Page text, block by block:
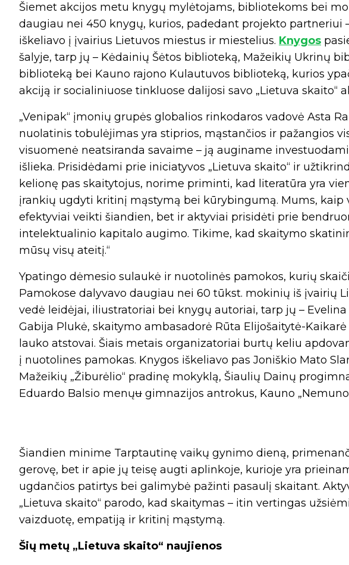
Šiemet akcijos metu knygų mylėtojams, bibliotekoms bei
daugiau nei 450 knygų, kurios, padedant projekto partneriui
iškeliavo į įvairius Lietuvos miestus ir miestelius. Knygos
šalyje, tarp jų – Kėdainių Šėtos biblioteką, Mažeikių Ukrinų
biblioteką bei Kauno rajono Kulautuvos biblioteką, kurios
akciją ir socialiniuose tinkluose dalijosi savo „Lietuva skaito“
„Venipak“ įmonių grupės globalios rinkodaros vadovė Asta
nuolatinis tobulėjimas yra stiprios, mąstančios ir pažangios
visuomenė neatsiranda savaime – ją auginame
išlieka. Prisidėdami prie iniciatyvos „Lietuva skaito“ ir
kelionę pas skaitytojus, norime priminti, kad literatūra yra
įrankių ugdyti kritinį mąstymą bei kūrybingumą. Mums, kaip
efektyviai veikti šiandien, bet ir aktyviai prisidėti prie
intelektualinio kapitalo augimo. Tikime, kad skaitymo
mūsų visų ateitį.“
Ypatingo dėmesio sulaukė ir nuotolinės pamokos, kurių
Pamokose dalyvavo daugiau nei 60 tūkst. mokinių iš įvairių
vedė leidėjai, iliustratoriai bei knygų autoriai, tarp jų –
Gabija Plukė, skaitymo ambasadorė Rūta Elijošaitytė-
lauko atstovai. Šiais metais organizatoriai burtų keliu
į nuotolines pamokas. Knygos iškeliavo pas Joniškio Mato
Mažeikių „Žiburėlio“ pradinę mokyklą, Šiaulių Dainų
Eduardo Balsio menųu gimnazijos antrokus, Kauno
Šiandien minime Tarptautinę vaikų gynimo dieną,
gerovę, bet ir apie jų teisę augti aplinkoje, kurioje yra
ugdančios patirtys bei galimybė pažinti pasaulį skaitant.
„Lietuva skaito“ parodo, kad skaitymas – itin vertingas
vaizduotę, empatiją ir kritinį mąstymą.
Šių metų „Lietuva skaito“ naujienos